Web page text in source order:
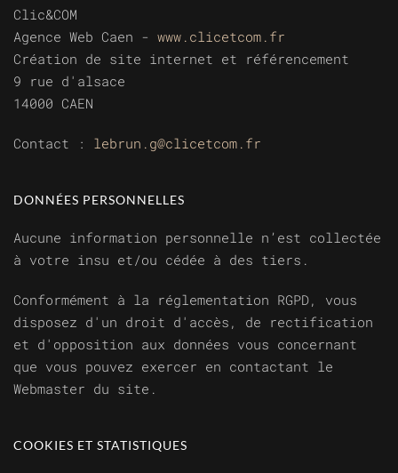
Clic&COM
Agence Web Caen - www.clicetcom.fr
Création de site internet et référencement
9 rue d'alsace
14000 CAEN
Contact : lebrun.g@clicetcom.fr
DONNÉES PERSONNELLES
Aucune information personnelle n’est collectée
à votre insu et/ou cédée à des tiers.
Conformément à la réglementation RGPD, vous
disposez d'un droit d'accès, de rectification
et d'opposition aux données vous concernant
que vous pouvez exercer en contactant le
Webmaster du site.
COOKIES ET STATISTIQUES